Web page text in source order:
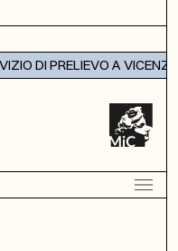
DI PRELIEVO A VICENZA